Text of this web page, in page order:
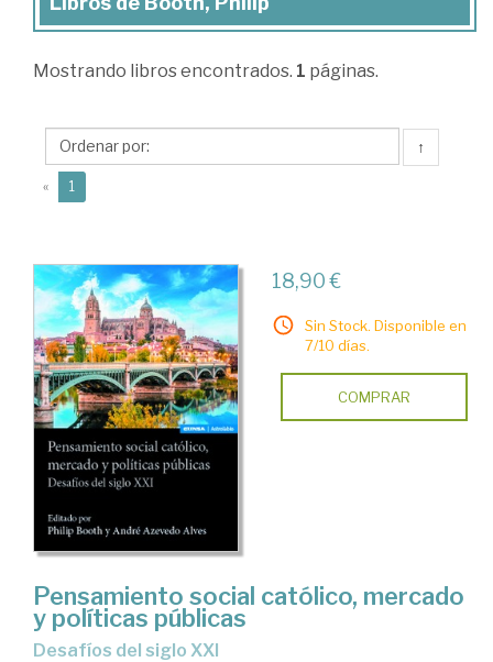
Libros
Booth,
Mostrando libros encontrados. 1 páginas.
↑
« 1
18,90 €
Sin Stock. Disponible en
7/10 días.
COMPRAR
Pensamiento social católico, mercado
y políticas públicas
Desafíos del siglo XXI